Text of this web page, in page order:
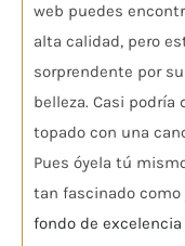
web puedes
alta calidad, pero
sorprendente por
belleza. Casi podría
topado con una
Pues óyela tú
tan fascinado como
fondo de excelencia